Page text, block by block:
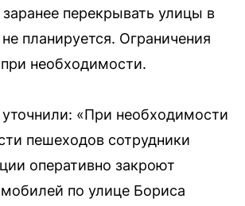
перекрывать улицы в
планируется. Ограничения
необходимости.
«При необходимости
пешеходов сотрудники
оперативно закроют
по улице Бориса